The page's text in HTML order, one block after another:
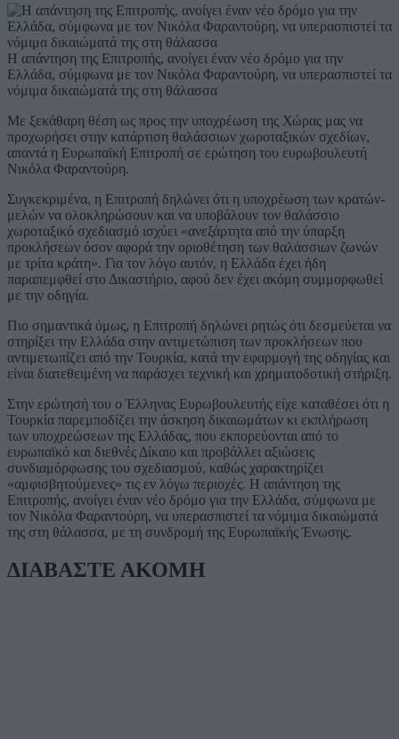
Η απάντηση της Επιτροπής, ανοίγει έναν νέο δρόμο για την
Ελλάδα, σύμφωνα με τον Νικόλα Φαραντούρη, να υπερασπιστεί τα
νόμιμα δικαιώματά της στη θάλασσα
Με ξεκάθαρη θέση ως προς την υποχρέωση της Χώρας μας να
προχωρήσει στην κατάρτιση θαλάσσιων χωροταξικών σχεδίων,
απαντά η Ευρωπαϊκή Επιτροπή σε ερώτηση του ευρωβουλευτή
Νικόλα Φαραντούρη.
Συγκεκριμένα, η Επιτροπή δηλώνει ότι η υποχρέωση των κρατών-
μελών να ολοκληρώσουν και να υποβάλουν τον θαλάσσιο
χωροταξικό σχεδιασμό ισχύει «ανεξάρτητα από την ύπαρξη
προκλήσεων όσον αφορά την οριοθέτηση των θαλάσσιων ζωνών
με τρίτα κράτη». Για τον λόγο αυτόν, η Ελλάδα έχει ήδη
παραπεμφθεί στο Δικαστήριο, αφού δεν έχει ακόμη συμμορφωθεί
με την οδηγία.
Πιο σημαντικά όμως, η Επιτροπή δηλώνει ρητώς ότι δεσμεύεται να
στηρίξει την Ελλάδα στην αντιμετώπιση των προκλήσεων που
αντιμετωπίζει από την Τουρκία, κατά την εφαρμογή της οδηγίας και
είναι διατεθειμένη να παράσχει τεχνική και χρηματοδοτική στήριξη.
Στην ερώτησή του ο Έλληνας Ευρωβουλευτής είχε καταθέσει ότι η
Τουρκία παρεμποδίζει την άσκηση δικαιωμάτων κι εκπλήρωση
των υποχρεώσεων της Ελλάδας, που εκπορεύονται από το
ευρωπαϊκό και διεθνές Δίκαιο και προβάλλει αξιώσεις
συνδιαμόρφωσης του σχεδιασμού, καθώς χαρακτηρίζει
«αμφισβητούμενες» τις εν λόγω περιοχές. Η απάντηση της
Επιτροπής, ανοίγει έναν νέο δρόμο για την Ελλάδα, σύμφωνα με
τον Νικόλα Φαραντούρη, να υπερασπιστεί τα νόμιμα δικαιώματά
της στη θάλασσα, με τη συνδρομή της Ευρωπαϊκής Ένωσης.
ΔΙΑΒΑΣΤΕ ΑΚΟΜΗ